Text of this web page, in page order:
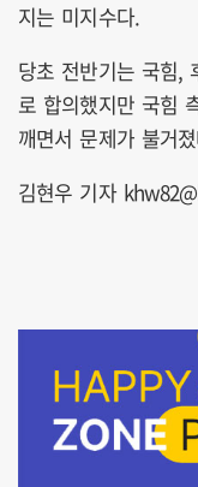
지는 미지수다.
당초 전반기는 국힘,
로 합의했지만 국힘
깨면서 문제가 불거
김현우 기자